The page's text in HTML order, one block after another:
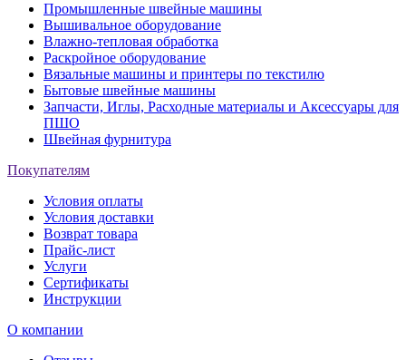
Промышленные швейные машины
Вышивальное оборудование
Влажно-тепловая обработка
Раскройное оборудование
Вязальные машины и принтеры по текстилю
Бытовые швейные машины
Запчасти, Иглы, Расходные материалы и Аксессуары для
ПШО
Швейная фурнитура
Покупателям
Условия оплаты
Условия доставки
Возврат товара
Прайс-лист
Услуги
Сертификаты
Инструкции
О компании